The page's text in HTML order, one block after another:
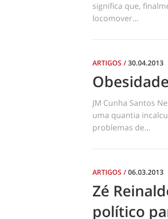
significa que,
locomover...
ARTIGOS /30.04.2013
JM Cunha Santos
uma quantia
problemas de...
ARTIGOS /06.03.2013
Zé
político